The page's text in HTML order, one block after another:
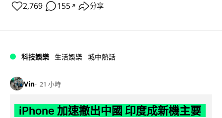
2,769 155 ↗ 分享
科技娛樂 生活娛樂 城中熱話
Vin 21 小時
iPhone 加速撤出中國 印度成新機主要